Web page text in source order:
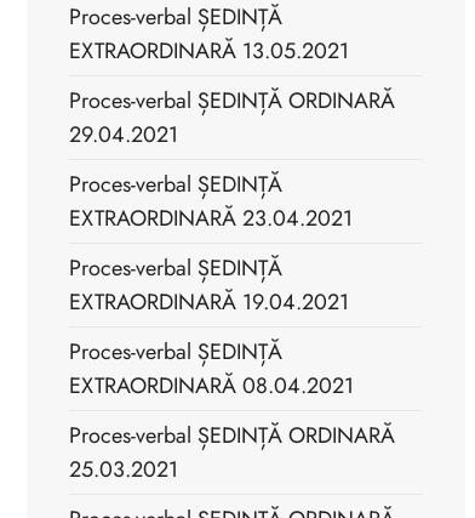
Proces-verbal ȘEDINȚĂ
EXTRAORDINARĂ 13.05.2021
Proces-verbal ȘEDINȚĂ ORDINARĂ
29.04.2021
Proces-verbal ȘEDINȚĂ
EXTRAORDINARĂ 23.04.2021
Proces-verbal ȘEDINȚĂ
EXTRAORDINARĂ 19.04.2021
Proces-verbal ȘEDINȚĂ
EXTRAORDINARĂ 08.04.2021
Proces-verbal ȘEDINȚĂ ORDINARĂ
25.03.2021